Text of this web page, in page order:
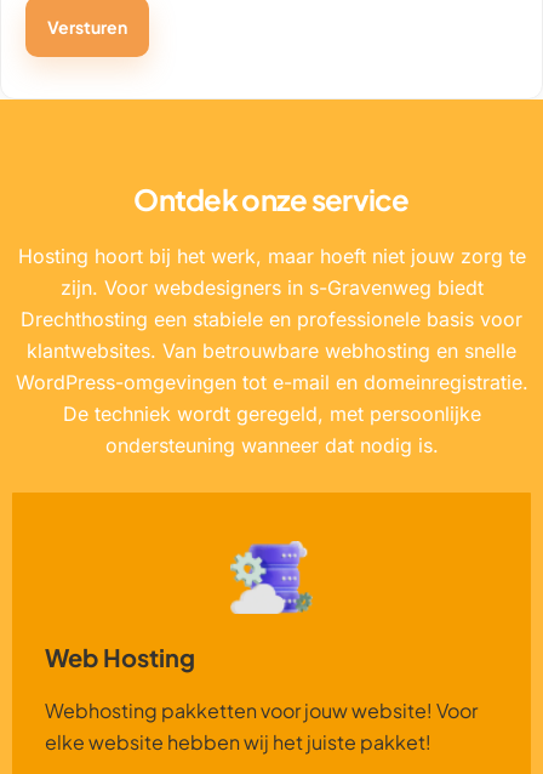
Ontdek onze service
Hosting hoort bij het werk, maar hoeft niet jouw zorg te
zijn. Voor webdesigners in s-Gravenweg biedt
Drechthosting een stabiele en professionele basis voor
klantwebsites. Van betrouwbare webhosting en snelle
WordPress-omgevingen tot e-mail en domeinregistratie.
De techniek wordt geregeld, met persoonlijke
ondersteuning wanneer dat nodig is.
Web Hosting
Webhosting pakketten voor jouw website! Voor
elke website hebben wij het juiste pakket!